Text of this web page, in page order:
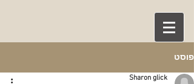
פוסט
Sharon glick